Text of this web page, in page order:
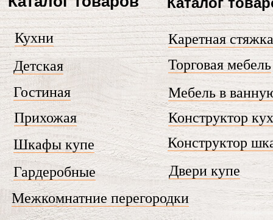
Межкомнатние перегородки
Гардеробные
Прихожая
Двери купе
Конструктор
Каретная стяжка
Детская
Конструктор
Торговая мебель
Гостиная
Мебель в
Шкафы купе
Кухни